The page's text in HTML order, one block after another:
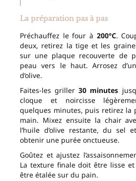
La préparation pas à pas
Préchauffez le four à 200°C.
deux, retirez la tige et les
sur une plaque recouverte de
peau vers le haut. Arrosez
d’olive.
Faites-les griller30 minutes
cloque et noircisse
quelques minutes, puis retirez la
main. Mixez ensuite la chair
l’huile d’olive restante, du sel
obtenir une purée onctueuse.
Goûtez et ajustez
La texture finale doit être lisse
être étalée sur du pain.